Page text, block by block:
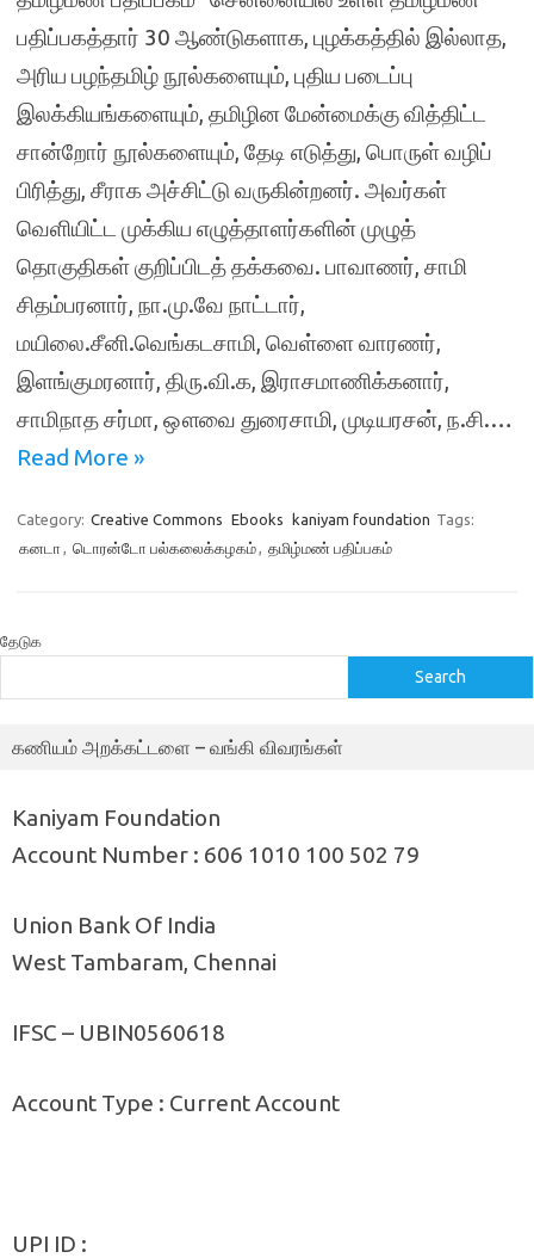
பதிப்பகத்தார் 30 ஆண்டுகளாக, புழக்கத்தில் இல்லாத,
அரிய பழந்தமிழ் நூல்களையும், புதிய படைப்பு
இலக்கியங்களையும், தமிழின மேன்மைக்கு வித்திட்ட
சான்றோர் நூல்களையும், தேடி எடுத்து, பொருள் வழிப்
பிரித்து, சீராக அச்சிட்டு வருகின்றனர். அவர்கள்
வெளியிட்ட முக்கிய எழுத்தாளர்களின் முழுத்
தொகுதிகள் குறிப்பிடத் தக்கவை. பாவாணர், சாமி
சிதம்பரனார், நா.மு.வே நாட்டார்,
மயிலை.சீனி.வெங்கடசாமி, வெள்ளை வாரணர்,
இளங்குமரனார், திரு.வி.க, இராசமாணிக்கனார்,
சாமிநாத சர்மா, ஔவை துரைசாமி, முடியரசன், ந.சி.…
Read More »
Category: Creative Commons Ebooks kaniyam foundation Tags:
கனடா , டொரன்டோ பல்கலைக்கழகம், தமிழ்மண் பதிப்பகம்
தேடுக
Search
கணியம் அறக்கட்டளை – வங்கி விவரங்கள்
Kaniyam Foundation
Account Number : 606 1010 100 502 79
Union Bank Of India
West Tambaram, Chennai
IFSC – UBIN0560618
Account Type : Current Account
UPI ID :